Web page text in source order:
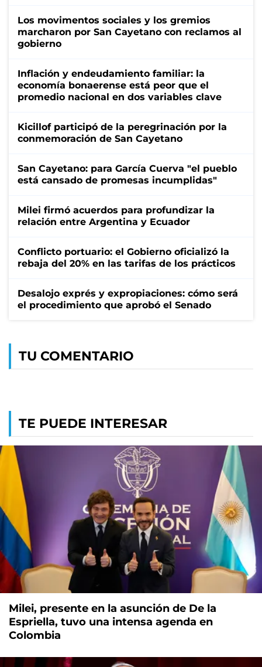
Los movimentos sociales y los gremios
marcharon por San Cayetano con reclamos al
gobierno
Inflación y endeudamiento familiar: la
economía bonaerense está peor que el
promedio nacional en dos variables clave
Kicillof participó de la peregrinación por la
conmemoración de San Cayetano
San Cayetano: para García Cuerva "el pueblo
está cansado de promesas incumplidas"
Milei firmó acuerdos para profundizar la
relación entre Argentina y Ecuador
Conflicto portuario: el Gobierno oficializó la
rebaja del 20% en las tarifas de los prácticos
Desalojo exprés y expropiaciones: cómo será
el procedimiento que aprobó el Senado
TU COMENTARIO
TE PUEDE INTERESAR
Milei, presente en la asunción de De la
Espriella, tuvo una intensa agenda en
Colombia